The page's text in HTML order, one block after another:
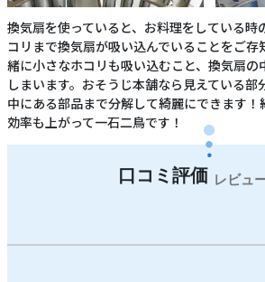
換気扇を使っていると、お料理をしている時
コリまで換気扇が吸い込んでいることをご
緒に小さなホコリも吸い込むこと、換気扇の
しまいます。おそうじ本舗なら見えている
中にある部品まで分解して綺麗にできます
効率も上がって一石二鳥です！